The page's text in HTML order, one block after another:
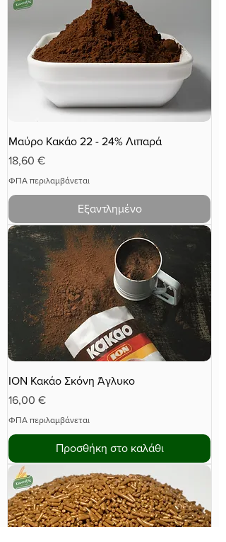
Μαύρο Κακάο 22 - 24% Λιπαρά
Τιμή
18,60 €
ΦΠΑ περιλαμβάνεται
Εξαντλημένο
ΙΟΝ Κακάο Σκόνη Άγλυκο
Τιμή
16,00 €
ΦΠΑ περιλαμβάνεται
Προσθήκη στο καλάθι